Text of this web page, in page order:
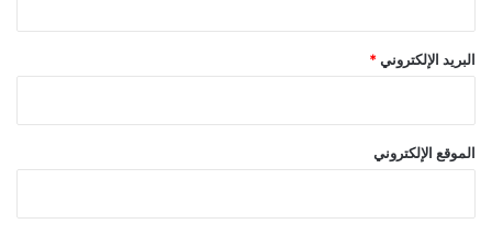
البريد الإلكتروني *
الموقع الإلكتروني